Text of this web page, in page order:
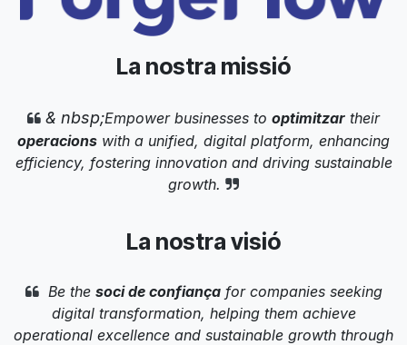
La nostra missió
& nbsp;Empower businesses to optimitzar their
operacions with a unified, digital platform, enhancing
efficiency, fostering innovation and driving sustainable
growth.
La nostra visió
Be the soci de confiançafor companies seeking
digital transformation, helping them achieve
operational excellence and sustainable growth through